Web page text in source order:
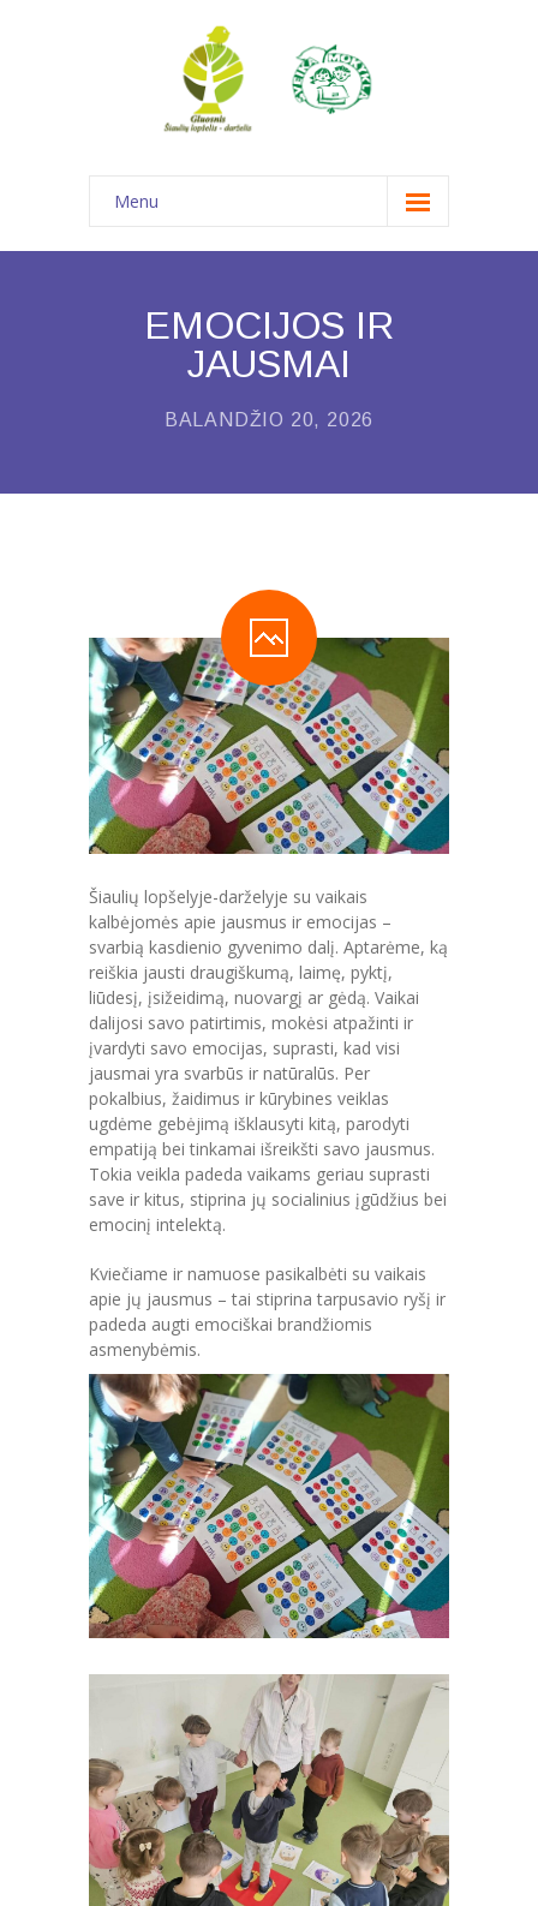
Menu
Pagrindinis
-- Struktūra ir kontaktinė informacija
---- Teisės aktai
-- Veiklos sritys
---- Ugdymas
---- Dvikalbis ugdymas
---- Švietimo pagalba
---- Tarptautiniai projektai
---- PPT teikiama pagalba
---- PAGALBA VAIKAMS LINIJA
---- Vaikų maitinimo organizavimas
---- Sveikatos stiprinimo programa
---- Sveikatos priežiūros dokumentai
---- Vaikų poilsio laikas
---- Kokybės vadybos sistemos diegimas
---- Korupcijos prevencijos politika
---- Korupcijos prevencijos planavimo dokumentai
---- Atsakingi už korupcijai atsparios aplinkos
kūrimą asmenys
---- Informuok apie korupciją
---- Korupcinio pobūdžio teisės pažeidimai
---- Antikorupcinis švietimas
---- Privačių interesų derinimas
-- Pranešėjų apsauga
---- Pranešėjų apsauga
-- Administracinė informacija
---- Nuostatai
---- Planavimo dokumentai
EMOCIJOS IR
JAUSMAI
BALANDŽIO 20, 2026
Šiaulių lopšelyje-darželyje su vaikais
kalbėjomės apie jausmus ir emocijas –
svarbią kasdienio gyvenimo dalį. Aptarėme, ką
reiškia jausti draugiškumą, laimę, pyktį,
liūdesį, įsižeidimą, nuovargį ar gėdą. Vaikai
dalijosi savo patirtimis, mokėsi atpažinti ir
įvardyti savo emocijas, suprasti, kad visi
jausmai yra svarbūs ir natūralūs. Per
pokalbius, žaidimus ir kūrybines veiklas
ugdėme gebėjimą išklausyti kitą, parodyti
empatiją bei tinkamai išreikšti savo jausmus.
Tokia veikla padeda vaikams geriau suprasti
save ir kitus, stiprina jų socialinius įgūdžius bei
emocinį intelektą.
Kviečiame ir namuose pasikalbėti su vaikais
apie jų jausmus – tai stiprina tarpusavio ryšį ir
padeda augti emociškai brandžiomis
asmenybėmis.